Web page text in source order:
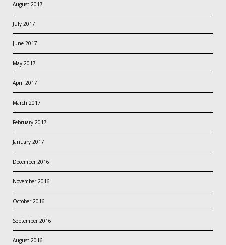
August 2017
July 2017
June 2017
May 2017
April 2017
March 2017
February 2017
January 2017
December 2016
November 2016
October 2016
September 2016
August 2016